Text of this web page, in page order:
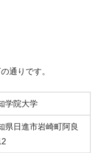
通りです。
学院大学
県日進市岩崎町阿良